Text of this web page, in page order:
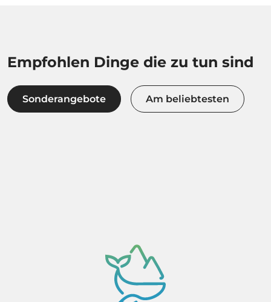
Empfohlen Dinge die zu tun sind
Sonderangebote Am beliebtesten